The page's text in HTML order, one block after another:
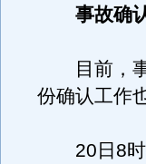
事故确
目前，事
份确认工作
20日8时